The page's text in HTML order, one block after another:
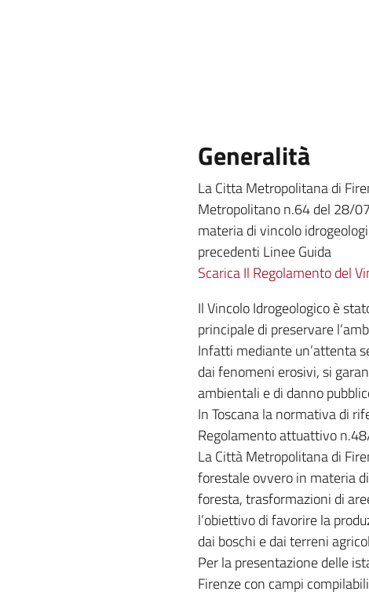
Generalità
La Citta Metropolitana di
Metropolitano n.64 del 28/
materia di vincolo
precedenti Linee Guida
Scarica Il Regolamento del
Il Vincolo Idrogeologico è
principale di preservare
Infatti mediante un’attenta
dai fenomeni erosivi, si
ambientali e di danno
In Toscana la normativa di
Regolamento attuattivo
La Città Metropolitana di
forestale ovvero in materia
foresta, trasformazioni di
l’obiettivo di favorire la
dai boschi e dai terreni
Per la presentazione delle
Firenze con campi